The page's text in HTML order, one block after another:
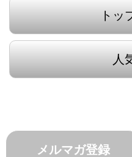
トッ
人
メルマガ登録